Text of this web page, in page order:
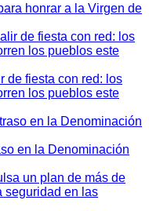
honrar a la Virgen de
de fiesta con red: los
los pueblos este
en la Denominación